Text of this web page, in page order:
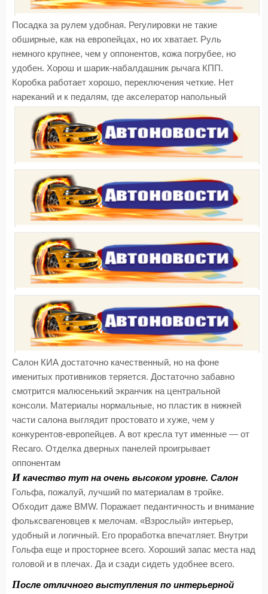
Посадка за рулем удобная. Регулировки не такие
обширные, как на европейцах, но их хватает. Руль
немного крупнее, чем у оппонентов, кожа погрубее, но
удобен. Хорош и шарик-набалдашник рычага КПП.
Коробка работает хорошо, переключения четкие. Нет
нареканий и к педалям, где акселератор напольный
Салон КИА достаточно качественный, но на фоне
именитых противников теряется. Достаточно забавно
смотрится малюсенький экранчик на центральной
консоли. Материалы нормальные, но пластик в нижней
части салона выглядит простовато и хуже, чем у
конкурентов-европейцев. А вот кресла тут именные — от
Recaro. Отделка дверных панелей проигрывает
оппонентам
И качество тут на очень высоком уровне. Салон
Гольфа, пожалуй, лучший по материалам в тройке.
Обходит даже BMW. Поражает педантичность и внимание
фольксвагеновцев к мелочам. «Взрослый» интерьер,
удобный и логичный. Его проработка впечатляет. Внутри
Гольфа еще и просторнее всего. Хороший запас места над
головой и в плечах. Да и сзади сидеть удобнее всего.
После отличного выступления по интерьерной